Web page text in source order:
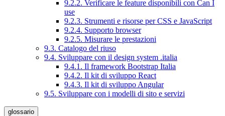
9.2.2. Verificare le feature disponibili con Can I
use
9.2.3. Strumenti e risorse per CSS e JavaScript
9.2.4. Supporto browser
9.2.5. Misurare le prestazioni
9.3. Catalogo del riuso
9.4. Sviluppare con il design system .italia
9.4.1. Il framework Bootstrap Italia
9.4.2. Il kit di sviluppo React
9.4.3. Il kit di sviluppo Angular
9.5. Sviluppare con i modelli di sito e servizi
glossario